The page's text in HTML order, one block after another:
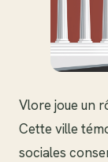
Vlore joue un
Cette ville
sociales